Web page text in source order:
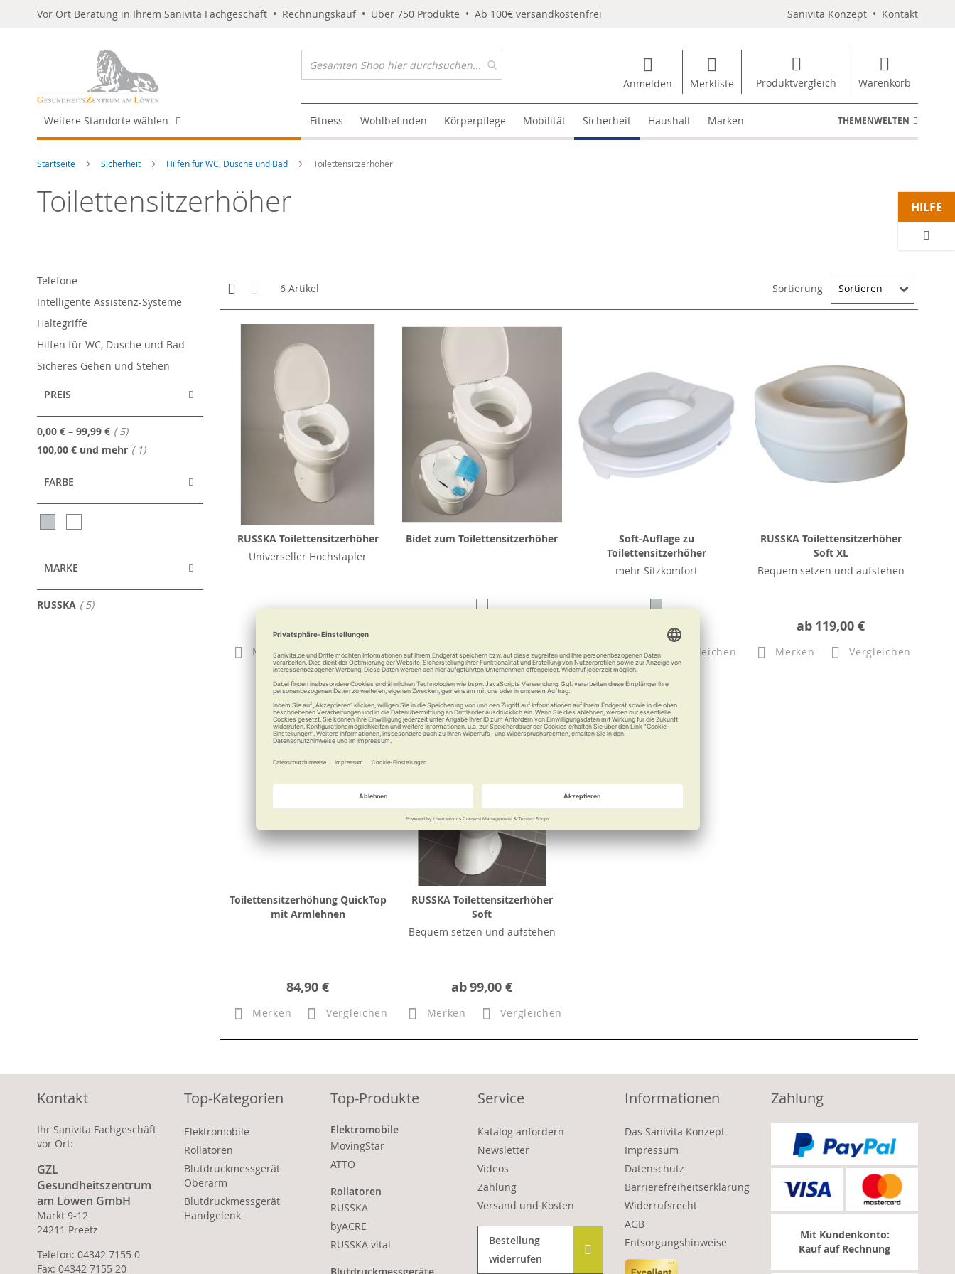
Vor Ort Beratung in Ihrem Sanivita Fachgeschäft • Rechnungskauf • Über 750 Produkte • Ab 100€ versandkostenfrei Sanivita Konzept • Kontakt
Anmelden Merkliste Produktvergleich Warenkorb
Weitere Standorte wählen Fitness Wohlbefinden Körperpflege Mobilität Sicherheit Haushalt Marken THEMENWELTEN
Startseite Sicherheit Hilfen für WC, Dusche und Bad Toilettensitzerhöher
Toilettensitzerhöher
Anzeigen
als
Kachelansicht
Liste6 Artikel Sortierung
RUSSKA Toilettensitzerhöher
Universeller Hochstapler
Merken Vergleichen
Bidet zum Toilettensitzerhöher
Merken Vergleichen
Soft-Auflage zu
Toilettensitzerhöher
mehr Sitzkomfort
29,90 €
Merken Vergleichen
RUSSKA Toilettensitzerhöher
Soft XL
Bequem setzen und aufstehen
ab 119,00 €
Merken Vergleichen
Toilettensitzerhöhung QuickTop
mit Armlehnen
84,90 €
Merken Vergleichen
RUSSKA Toilettensitzerhöher
Soft
Bequem setzen und aufstehen
ab99,00 €
Merken Vergleichen
Telefone
Intelligente Assistenz-Systeme
Haltegriffe
Hilfen für WC, Dusche und Bad
Sicheres Gehen und Stehen
PREIS
0,00 € – 99,99 € 5Artikel
100,00 € und mehr 1Artikel
FARBE
MARKE
RUSSKA 5Artikel
HILFE
Kontakt
Ihr Sanivita Fachgeschäft
vor Ort:
GZL
Gesundheitszentrum
am Löwen GmbH
Markt 9-12
24211 Preetz
Telefon: 04342 7155 0
Fax: 04342 7155 20
Top-Kategorien
Elektromobile
Rollatoren
Blutdruckmessgerät
Oberarm
Blutdruckmessgerät
Handgelenk
Top-Produkte
Elektromobile
MovingStar
ATTO
Rollatoren
RUSSKA
byACRE
RUSSKA vital
Service
Katalog anfordern
Newsletter
Videos
Zahlung
Versand und Kosten
Bestellung
widerrufen
Informationen
Das Sanivita Konzept
Impressum
Datenschutz
Barrierefreiheitserklärung
Widerrufsrecht
AGB
Entsorgungshinweise
Zahlung
Mit Kundenkonto:
Kauf auf Rechnung